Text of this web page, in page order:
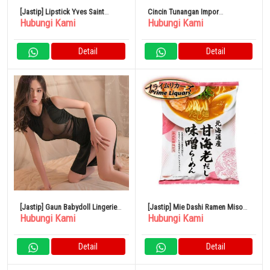
[Jastip] Lipstick Yves Saint
Laurent
Hubungi Kami
Detail
Cincin Tunangan Impor
Pengaturan Tiffany Berlian 1
Hubungi Kami
Detail
[Jastip] Gaun Babydoll Lingerie
Seksi Gaun Tidur Cami
Hubungi Kami
Detail
[Jastip] Mie Dashi Ramen Miso
Sup Udang Manis Hokkaido
Hubungi Kami
Detail